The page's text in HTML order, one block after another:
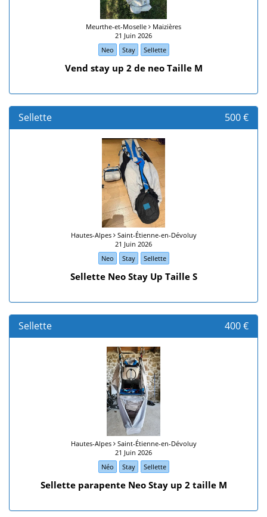
Meurthe-et-Moselle
Maizières
21 Juin 2026
Neo
Stay Sellette
Vend stay up 2 de neo Taille M
Sellette 500 €
Hautes-Alpes Saint-Étienne-en-Dévoluy
21 Juin 2026
Neo
Stay Sellette
Sellette Neo Stay Up Taille S
Sellette 400 €
Hautes-Alpes Saint-Étienne-en-Dévoluy
21 Juin 2026
Néo
Stay Sellette
Sellette parapente Neo Stay up 2 taille M